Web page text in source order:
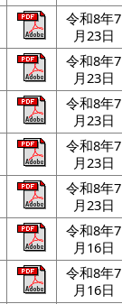
令和8年7
月23日
令和8年7
月23日
令和8年7
月23日
令和8年7
月23日
令和8年7
月23日
令和8年7
月16日
令和8年7
月16日